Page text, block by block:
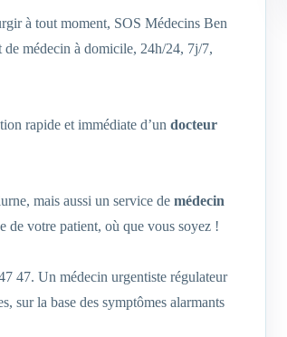
à tout moment, SOS Médecins Ben
médecin à domicile, 24h/24, 7j/7,
rapide et immédiate d’un docteur
mais aussi un service de médecin
de votre patient, où que vous soyez !
47. Un médecin urgentiste régulateur
sur la base des symptômes alarmants